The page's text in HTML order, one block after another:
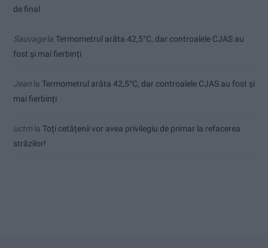
de final
Sauvagela Termometrul arăta 42,5°C, dar controalele CJAS au
fost și mai fierbinți
Jean la Termometrul arăta 42,5°C, dar controalele CJAS au fost și
mai fierbinți
uctmla Toți cetățenii vor avea privilegiu de primar la refacerea
străzilor!